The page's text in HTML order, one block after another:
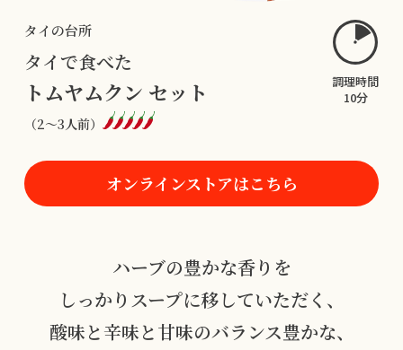
タイの台所
タイで食べた
トムヤムクン セット
（2〜3人前）
調理時間
10分
オンラインストアはこちら
ハーブの豊かな香りを
しっかりスープに移していただく、
酸味と辛味と甘味のバランス豊かな、